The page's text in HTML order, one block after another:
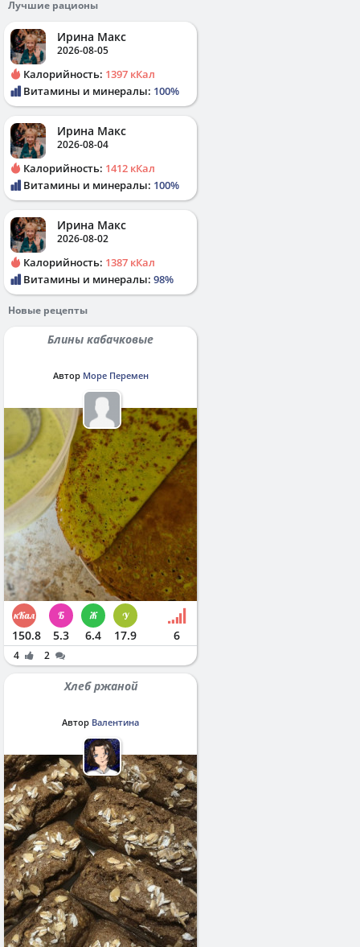
Лучшие рационы
Ирина Макс
2026-08-05
Калорийность: 1397 кКал
Витамины и минералы: 100%
Ирина Макс
2026-08-04
Калорийность: 1412 кКал
Витамины и минералы: 100%
Ирина Макс
2026-08-02
Калорийность: 1387 кКал
Витамины и минералы: 98%
Новые рецепты
Блины кабачковые
Автор Море Перемен
150.8 5.3 6.4 17.9 6
4 2
Хлеб ржаной
Автор Валентина